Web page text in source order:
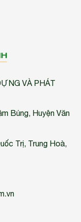
VÀ PHÁT
Búng, Huyện Văn
Trị, Trung Hoà,